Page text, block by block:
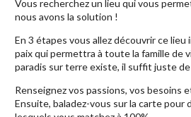
Vous recherchez un lieu qui vous
nous avons la solution !
En 3 étapes vous allez découvrir ce
paix qui permettra à toute la famille de
paradis sur terre existe, il suffit juste
Renseignez vos passions, vos besoins
Ensuite, baladez-vous sur la carte pour